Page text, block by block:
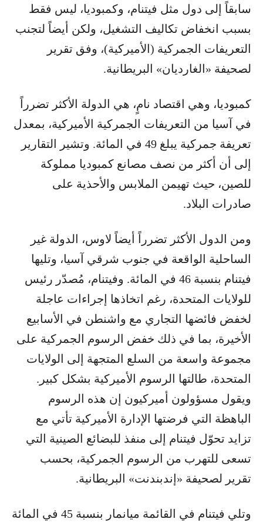
سابقاً إلى دول مثل فيتنام، وكمبوديا، ليس فقط
بسبب انخفاض تكاليف التشغيل، ولكن أيضاً لتجنب
التعريفات الجمركية (الأميركية)، وفق تقرير
لصحيفة «الغارديان» البريطانية.
كمبوديا، وهي اقتصاد نامٍ، هي الدولة الأكثر تضرراً
في آسيا من التعريفات الجمركية الأميركية، بمعدل
تعريفة جمركية يبلغ 49 في المائة. وتشير التقارير
إلى أن أكثر من نصف مصانع كمبوديا مملوكة
للصين، حيث تهيمن الملابس والأحذية على
صادرات البلاد.
ومن الدول الأكثر تضرراً أيضاً لاوس، الدولة غير
الساحلية الواقعة في جنوب شرقي آسيا، وتليها
فيتنام بنسبة 46 في المائة. وفيتنام، مُصدّر رئيس
للولايات المتحدة، رغم اتخاذها إجراءات عاجلة
لخفض فائضها التجاري مع واشنطن في الأسابيع
الأخيرة، بما في ذلك خفض الرسوم الجمركية على
مجموعة واسعة من السلع المتجهة إلى الولايات
المتحدة، طالتها الرسوم الأميركية بشكل كبير.
ويقول مسؤولون أميركيون إن هذه الرسوم
الباهظة التي فرضتها الإدارة الأميركية تأتي مع
تزايد تحوّل فيتنام إلى منفذ للبضائع الصينية التي
تسعى للتهرب من الرسوم الجمركية، بحسب
تقرير لصحيفة «إندبندنت» البريطانية.
وتلي فيتنام في القائمة ميانمار بنسبة 45 في المائة